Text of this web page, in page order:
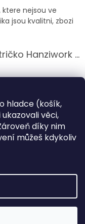
hladce (košík,
věci,
díky nim
můžeš kdykoliv
nejsou ve
jsou kvalitni, zbozi
Pánské motorkářské tričko Hanziwork Custom Bobber
hvězdiček.
hvězdiček.